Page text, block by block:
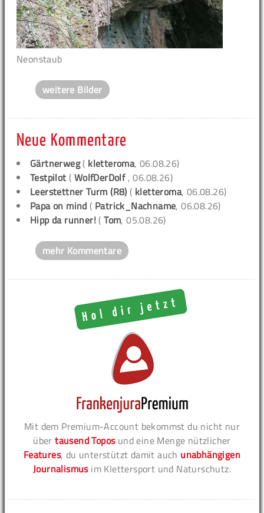
Neonstaub
weitere Bilder
Neue Kommentare
Gärtnerweg( kletteroma, 06.08.26)
Testpilot ( WolfDerDolf , 06.08.26)
Leerstettner Turm (R8) ( kletteroma, 06.08.26)
Papa on mind ( Patrick_Nachname, 06.08.26)
Hipp da runner! (Tom, 05.08.26)
mehr Kommentare
Mit dem Premium-Account bekommst du nicht nur
übertausend Toposund eine Menge nützlicher
Features, du unterstützt damit auch unabhängigen
Journalismusim Klettersport und Naturschutz.